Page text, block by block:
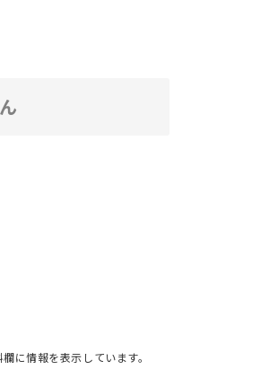
に情報を表示しています。